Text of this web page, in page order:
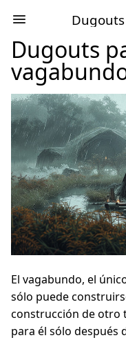
Dugouts
El vagabundo, el
sólo puede
construcción de otro
para él sólo después